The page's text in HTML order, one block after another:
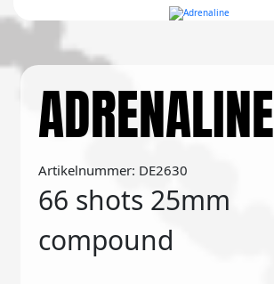
ADRENALINE
Artikelnummer: DE2630
66 shots 25mm
compound